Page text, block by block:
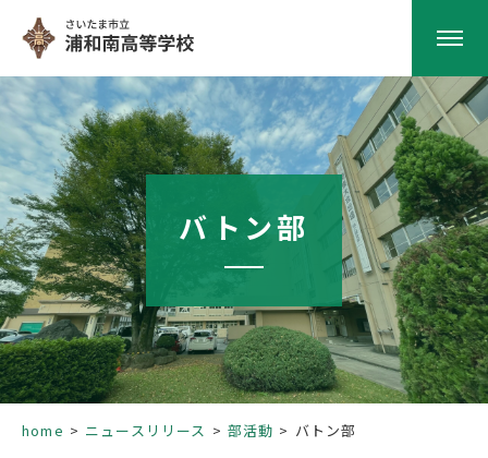
HOME
学校紹介
南高の教育
学校生活
部活動
バトン部
home ニュースリリース 部活動 バトン部